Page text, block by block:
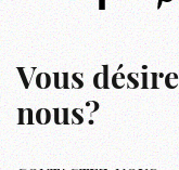
Vous
nous?